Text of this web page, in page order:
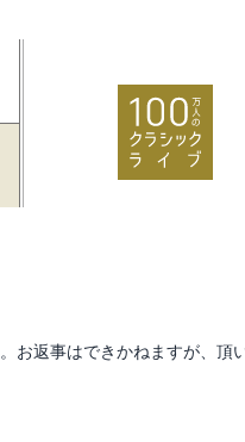
お返事はできかねますが、頂